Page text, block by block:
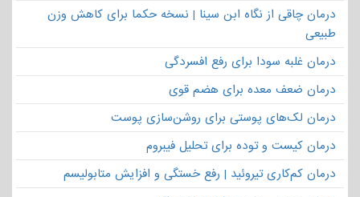
درمان چاقی از نگاه ابن سینا | نسخه حکما برای کاهش وزن
طبیعی
درمان غلبه سودا برای رفع افسردگی
درمان ضعف معده برای هضم قوی
درمان لک‌های پوستی برای روشن‌سازی پوست
درمان کیست و توده برای تحلیل فیبروم
درمان کم‌کاری تیروئید | رفع خستگی و افزایش متابولیسم